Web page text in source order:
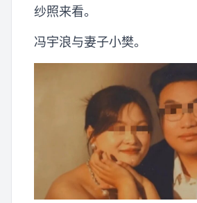
纱照来看。
冯宇浪与妻子小樊。